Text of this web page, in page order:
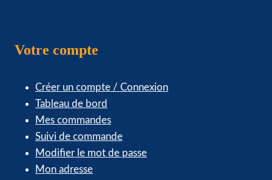
Votre compte
Créer un compte / Connexion
Tableau de bord
Mes commandes
Suivi de commande
Modifier le mot de passe
Mon adresse